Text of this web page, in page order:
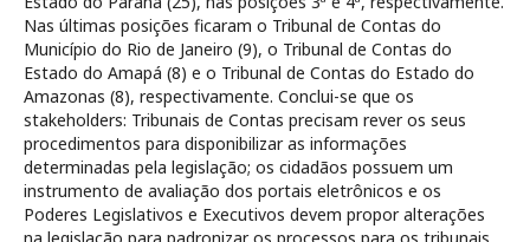
Nas últimas posições ficaram o Tribunal de Contas do
Município do Rio de Janeiro (9), o Tribunal de Contas do
Estado do Amapá (8) e o Tribunal de Contas do Estado do
Amazonas (8), respectivamente. Conclui-se que os
stakeholders: Tribunais de Contas precisam rever os seus
procedimentos para disponibilizar as informações
determinadas pela legislação; os cidadãos possuem um
instrumento de avaliação dos portais eletrônicos e os
Poderes Legislativos e Executivos devem propor alterações